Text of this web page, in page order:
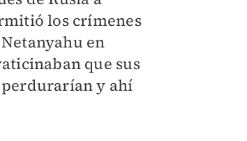
los crímenes
en
que sus
perdurarían y ahí